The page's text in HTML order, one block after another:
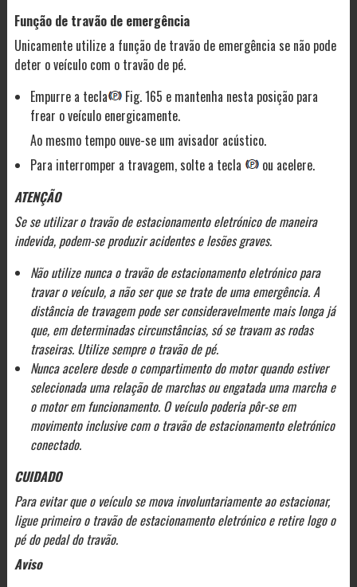
Função de travão de emergência
Unicamente utilize a função de travão de emergência se não pode
deter o veículo com o travão de pé.
Empurre a tecla
Fig. 165 e mantenha nesta posição para
frear o veículo energicamente.
Ao mesmo tempo ouve-se um avisador acústico.
Para interromper a travagem, solte a tecla
ou acelere.
ATENÇÃO
Se se utilizar o travão de estacionamento eletrónico de maneira
indevida, podem-se produzir acidentes e lesões graves.
Não utilize nunca o travão de estacionamento eletrónico para
travar o veículo, a não ser que se trate de uma emergência. A
distância de travagem pode ser consideravelmente mais longa já
que, em determinadas circunstâncias, só se travam as rodas
traseiras. Utilize sempre o travão de pé.
Nunca acelere desde o compartimento do motor quando estiver
selecionada uma relação de marchas ou engatada uma marcha e
o motor em funcionamento. O veículo poderia pôr-se em
movimento inclusive com o travão de estacionamento eletrónico
conectado.
CUIDADO
Para evitar que o veículo se mova involuntariamente ao estacionar,
ligue primeiro o travão de estacionamento eletrónico e retire logo o
pé do pedal do travão.
Aviso